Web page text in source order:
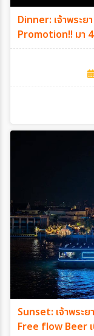
Dinner: เจ้าพระ
Promotion!! มา
Sunset: เจ้าพระยา
Free flow Beer